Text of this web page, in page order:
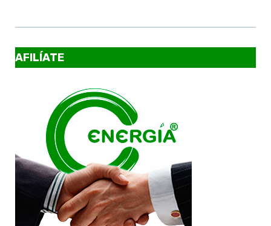
AFILÍATE